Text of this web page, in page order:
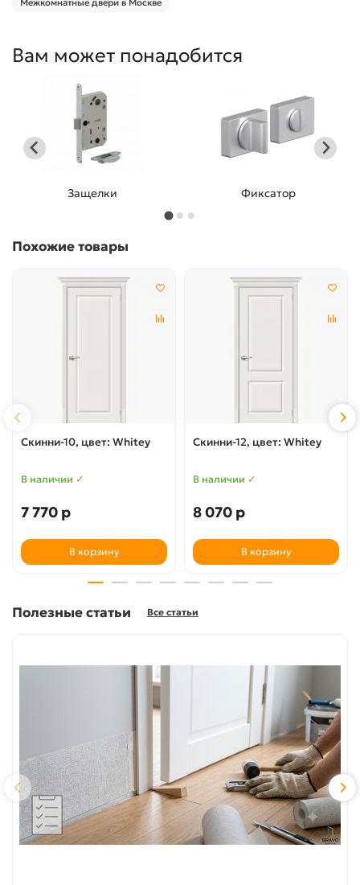
Вам может понадобится
Защелки Фиксатор
Похожие товары
Скинни-10, цвет: Whitey
В наличии ✓
7 770 р
В корзину
Скинни-12, цвет: Whitey
В наличии ✓
8 070 р
В корзину
Полезные статьи Все статьи